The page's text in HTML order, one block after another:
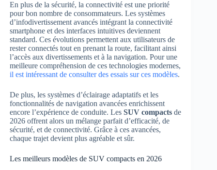
En plus de la sécurité, la connectivité est une priorité
pour bon nombre de consommateurs. Les systèmes
d’infodivertissement avancés intégrant la connectivité
smartphone et des interfaces intuitives deviennent
standard. Ces évolutions permettent aux utilisateurs de
rester connectés tout en prenant la route, facilitant ainsi
l’accès aux divertissements et à la navigation. Pour une
meilleure compréhension de ces technologies modernes,
il est intéressant de consulter des essais sur ces modèles.
De plus, les systèmes d’éclairage adaptatifs et les
fonctionnalités de navigation avancées enrichissent
encore l’expérience de conduite. Les SUV compacts de
2026 offrent alors un mélange parfait d’efficacité, de
sécurité, et de connectivité. Grâce à ces avancées,
chaque trajet devient plus agréable et sûr.
Les meilleurs modèles de SUV compacts en 2026